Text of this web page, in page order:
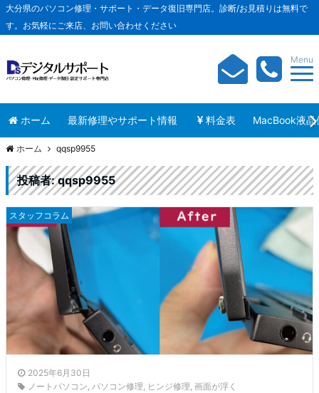
大分県のパソコン修理・サポート・データ復旧専門店。診断/お見積りは無料で
す。お気軽にご来店、お問い合わせください
Menu
ホーム 最新修理やサポート情報 料金表 MacBook液晶
ホーム qqsp9955
投稿者:qqsp9955
スタッフコラム
2025年6月30日
ノートパソコン, パソコン修理, ヒンジ修理, 画面が浮く